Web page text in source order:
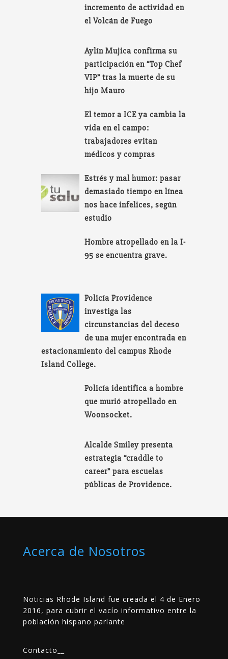
incremento de actividad en
el Volcán de Fuego
Aylín Mujica confirma su
participación en “Top Chef
VIP” tras la muerte de su
hijo Mauro
El temor a ICE ya cambia la
vida en el campo:
trabajadores evitan
médicos y compras
Estrés y mal humor: pasar
demasiado tiempo en línea
nos hace infelices, según
estudio
Hombre atropellado en la I-
95 se encuentra grave.
Policía Providence
investiga las
circunstancias del deceso
de una mujer encontrada en
estacionamiento del campus Rhode
Island College.
Policía identifica a hombre
que murió atropellado en
Woonsocket.
Alcalde Smiley presenta
estrategia “craddle to
career” para escuelas
públicas de Providence.
Acerca de Nosotros
Noticias Rhode Island fue creada el 4 de Enero
2016, para cubrir el vacío informativo entre la
población hispano parlante
Contacto